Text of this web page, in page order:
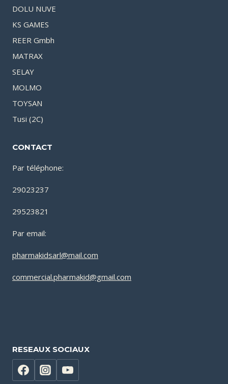
DOLU NUVE
KS GAMES
REER Gmbh
MATRAX
SELAY
MOLMO
TOYSAN
Tusi (2C)
CONTACT
Par téléphone:
29023237
29523821
Par email:
pharmakidsarl@mail.com
commercial.pharmakid@gmail.com
RESEAUX SOCIAUX